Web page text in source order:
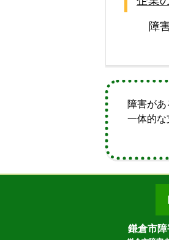
障
障害が
一体的な
鎌倉市